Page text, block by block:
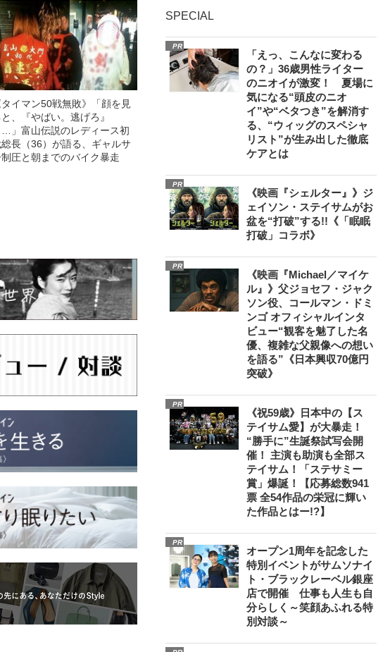
タイマン50戦無敗》「顔を見
、『やばい。逃げろ』
…」富山伝説のレディース初
長（36）が語る、ギャルサ
制圧と朝までのバイク暴走
SPECIAL
PR
「えっ、こんなに変わる
の？」36歳男性ライター
のニオイが激変！ 夏場に
気になる“頭皮のニオ
イ”や“ベタつき”を解消す
る、“ウィッグのスペシャ
リスト”が生み出した徹底
ケアとは
PR
《映画『シェルター』》ジ
ェイソン・ステイサムがお
盆を“打破”する!!《「眠眠
打破」コラボ》
PR
《映画『Michael／マイケ
ル』》父ジョセフ・ジャク
ソン役、コールマン・ドミ
ンゴ オフィシャルインタ
ビュー“観客を魅了した名
優、複雑な父親像への想い
を語る”《日本興収70億円
突破》
PR
《祝59歳》日本中の【ス
テイサム愛】が大暴走！
“勝手に”生誕祭試写会開
催！ 主演も助演も全部ス
テイサム！「ステサミー
賞」爆誕！【応募総数941
票 全54作品の栄冠に輝い
た作品とはー!?】
PR
オープン1周年を記念した
特別イベントがサムソナイ
ト・ブラックレーベル銀座
店で開催 仕事も人生も自
分らしく～笑顔あふれる特
別対談～